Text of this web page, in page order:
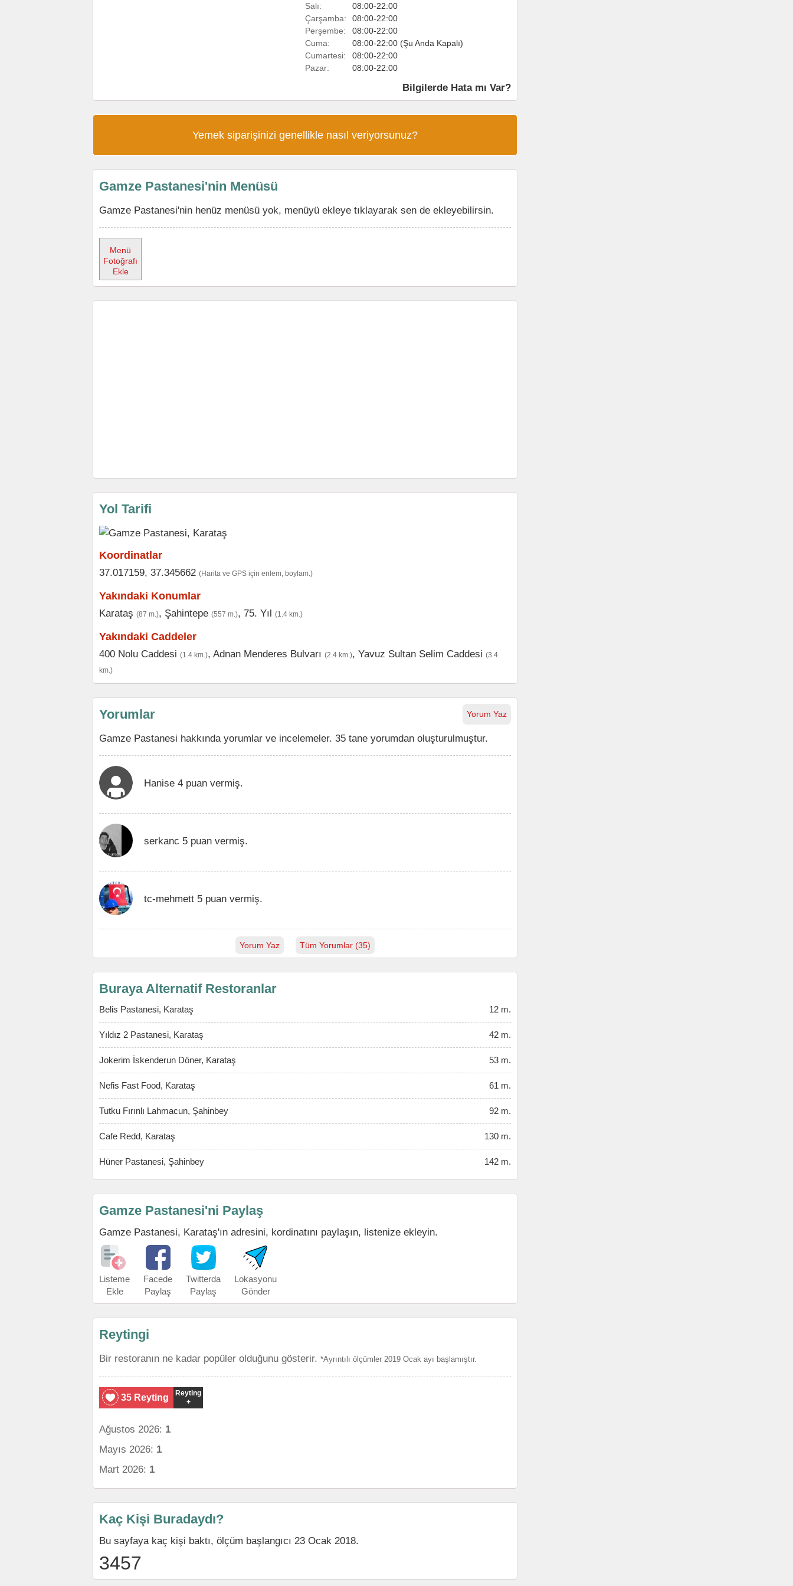
Salı:
08:00-22:00
Çarşamba:
08:00-22:00
Perşembe:
08:00-22:00
Cuma:
08:00-22:00 (Şu Anda Kapalı)
Cumartesi:
08:00-22:00
Pazar:
08:00-22:00
Bilgilerde Hata mı Var?
Yemek siparişinizi genellikle nasıl veriyorsunuz?
Gamze Pastanesi'nin Menüsü
Gamze Pastanesi'nin henüz menüsü yok, menüyü ekleye tıklayarak sen de ekleyebilirsin.
Menü
Fotoğrafı
Ekle
Yol Tarifi
Koordinatlar
37.017159, 37.345662 (Harita ve GPS için enlem, boylam.)
Yakındaki Konumlar
Karataş (87 m.), Şahintepe (557 m.), 75. Yıl (1.4 km.)
Yakındaki Caddeler
400 Nolu Caddesi (1.4 km.), Adnan Menderes Bulvarı (2.4 km.), Yavuz Sultan Selim Caddesi (3.4
km.)
Yorum Yaz
Yorumlar
Gamze Pastanesi hakkında yorumlar ve incelemeler. 35 tane yorumdan oluşturulmuştur.
Hanise 4 puan vermiş.
serkanc 5 puan vermiş.
tc-mehmett 5 puan vermiş.
Yorum Yaz Tüm Yorumlar (35)
Buraya Alternatif Restoranlar
Belis Pastanesi, Karataş 12 m.
Yıldız 2 Pastanesi, Karataş 42 m.
Jokerim İskenderun Döner, Karataş 53 m.
Nefis Fast Food, Karataş 61 m.
Tutku Fırınlı Lahmacun, Şahinbey 92 m.
Cafe Redd, Karataş 130 m.
Hüner Pastanesi, Şahinbey 142 m.
Gamze Pastanesi'ni Paylaş
Gamze Pastanesi, Karataş'ın adresini, kordinatını paylaşın, listenize ekleyin.
Listeme
Ekle
Facede
Paylaş
Twitterda
Paylaş
Lokasyonu
Gönder
Reytingi
Bir restoranın ne kadar popüler olduğunu gösterir. *Ayrıntılı ölçümler 2019 Ocak ayı başlamıştır.
35 Reyting
Reyting
+
Ağustos 2026: 1
Mayıs 2026: 1
Mart 2026: 1
Kaç Kişi Buradaydı?
Bu sayfaya kaç kişi baktı, ölçüm başlangıcı 23 Ocak 2018.
3457